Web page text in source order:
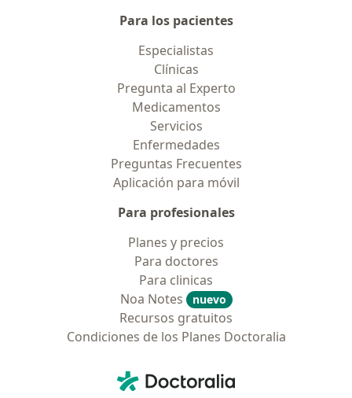
Para los pacientes
Especialistas
Clínicas
Pregunta al Experto
Medicamentos
Servicios
Enfermedades
Preguntas Frecuentes
Aplicación para móvil
Para profesionales
Planes y precios
Para doctores
Para clinicas
Noa Notes
nuevo
Recursos gratuitos
Condiciones de los Planes Doctoralia
Doctoralia - Página de inicio